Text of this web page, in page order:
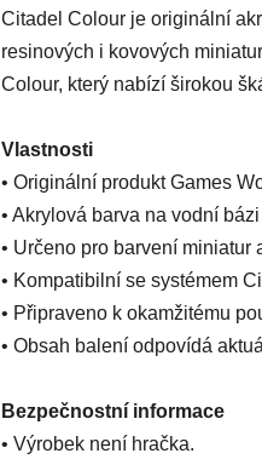
Citadel Colour je originální
resinových i kovových
Colour, který nabízí širokou
Vlastnosti
• Originální produkt Games
• Akrylová barva na vodní bázi
• Určeno pro barvení miniatur
• Kompatibilní se systémem
• Připraveno k okamžitému
• Obsah balení odpovídá
Bezpečnostní informace
• Výrobek není hračka.